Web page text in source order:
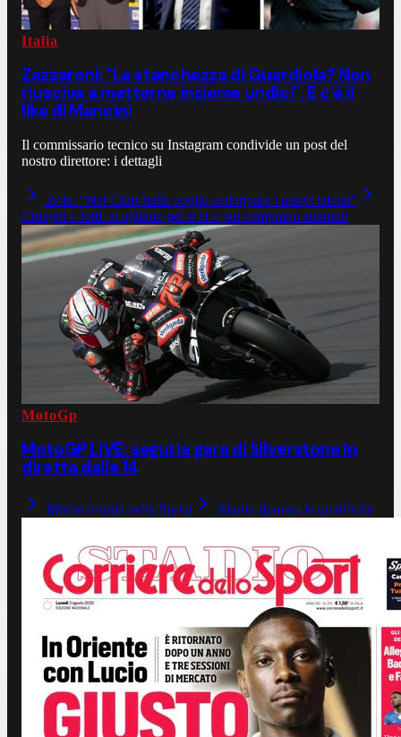
Italia
Zazzaroni: "La stanchezza di Guardiola? Non
riusciva a metterne insieme undici". E c'è il
like di Mancini
Il commissario tecnico su Instagram condivide un post del
nostro direttore: i dettagli
Zola: "Nel Club Italia voglio sviluppare i nuovi talenti"
Chiagni e fotti: si agitano per il ct e poi comprano stranieri
MotoGp
MotoGP LIVE: segui la gara di Silverstone in
diretta dalle 14
Martin trionfa nella Sprint Martin domina le qualifiche